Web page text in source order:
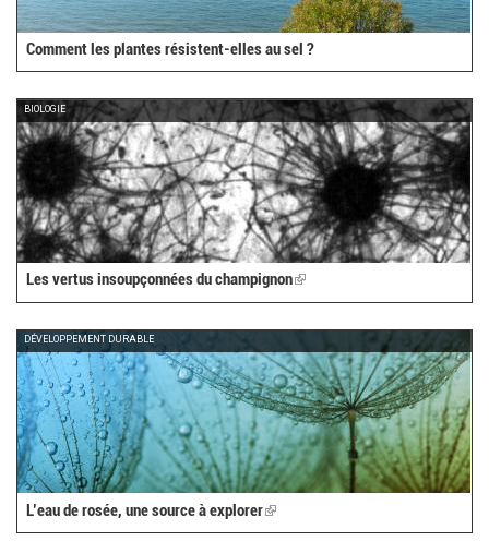
Comment les plantes résistent-elles au sel ?
BIOLOGIE
Les vertus insoupçonnées du champignon(link
DÉVELOPPEMENT DURABLE
L’eau de rosée, une source à explorer(link
is